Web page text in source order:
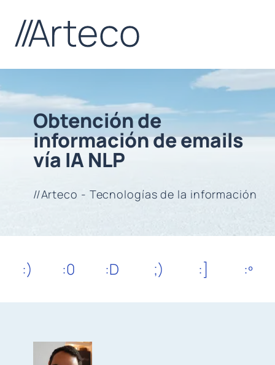
Obtención de
información de emails
vía IA NLP
//Arteco - Tecnologías de la información
:) :0 :D ;) :] :º